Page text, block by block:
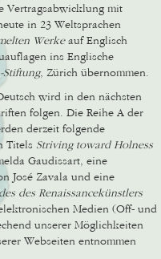
Vertragsabwicklung mit
in 23 Weltsprachen
Werkeauf Englisch
ins Englische
Stiftung, Zürich übernommen.
wird in den nächsten
folgen. Die Reihe A der
derzeit folgende
Titels Striving toward Holness
Gaudissart, eine
José Zavala und eine
des Renaissancekünstlers
Medien (Off- und
unserer Möglichkeiten
Webseiten entnommen